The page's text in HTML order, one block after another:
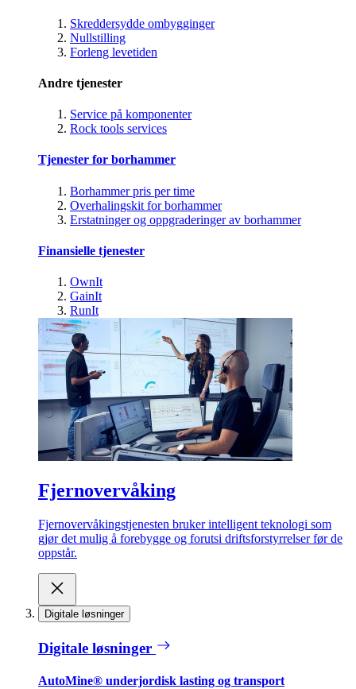
Skreddersydde ombygginger
Nullstilling
Forleng levetiden
Andre tjenester
Service på komponenter
Rock tools services
Tjenester for borhammer
Borhammer pris per time
Overhalingskit for borhammer
Erstatninger og oppgraderinger av borhammer
Finansielle tjenester
OwnIt
GainIt
RunIt
Fjernovervåking
Fjernovervåkingstjenesten bruker intelligent teknologi som
gjør det mulig å forebygge og forutsi driftsforstyrrelser før de
oppstår.
Digitale løsninger
Digitale løsninger
AutoMine® underjordisk lasting og transport